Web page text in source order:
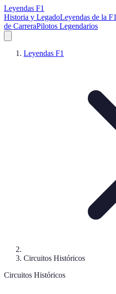
Leyendas F1
Historia y LegadoLeyendas de la F1
de CarreraPilotos Legendarios
Leyendas F1
Circuitos Históricos
Circuitos Históricos